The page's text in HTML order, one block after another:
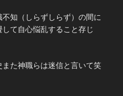
知（しらずしらず）の間に
て自心悩乱すること存じ
た神職らは迷信と言いて笑